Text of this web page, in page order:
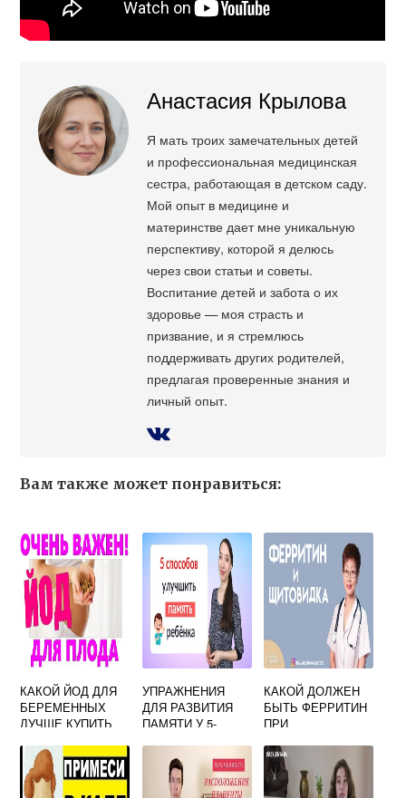
Анастасия Крылова
Я мать троих замечательных детей
и профессиональная медицинская
сестра, работающая в детском саду.
Мой опыт в медицине и
материнстве дает мне уникальную
перспективу, которой я делюсь
через свои статьи и советы.
Воспитание детей и забота о их
здоровье — моя страсть и
призвание, и я стремлюсь
поддерживать других родителей,
предлагая проверенные знания и
личный опыт.
Вам также может понравиться:
КАКОЙ ЙОД ДЛЯ
БЕРЕМЕННЫХ
ЛУЧШЕ КУПИТЬ
УПРАЖНЕНИЯ
ДЛЯ РАЗВИТИЯ
ПАМЯТИ У 5-
РЕБЁНКА – INFO-
EFFECT.RU
КАКОЙ ДОЛЖЕН
БЫТЬ ФЕРРИТИН
ПРИ
БЕРЕМЕННОСТИ